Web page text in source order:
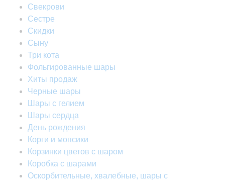
Свекрови
Сестре
Скидки
Сыну
Три кота
Фольгированные шары
Хиты продаж
Черные шары
Шары с гелием
Шары сердца
День рождения
Корги и мопсики
Корзинки цветов с шаром
Коробка с шарами
Оскорбительные, хвалебные, шары с